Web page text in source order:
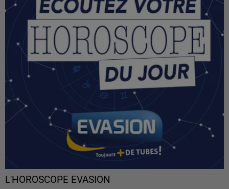
L'HOROSCOPE EVASION